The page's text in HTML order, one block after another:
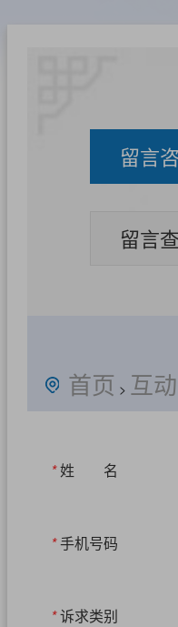
留言
留言
首页 > 互
*姓 名
*手机号码
*诉求类别